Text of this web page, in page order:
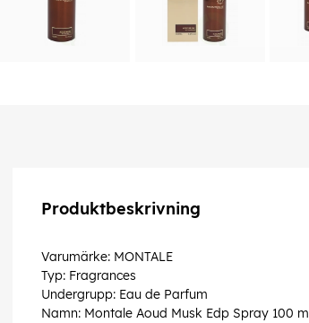
Produktbeskrivning
Varumärke: MONTALE
Typ: Fragrances
Undergrupp: Eau de Parfum
Namn: Montale Aoud Musk Edp Spray 100 ml